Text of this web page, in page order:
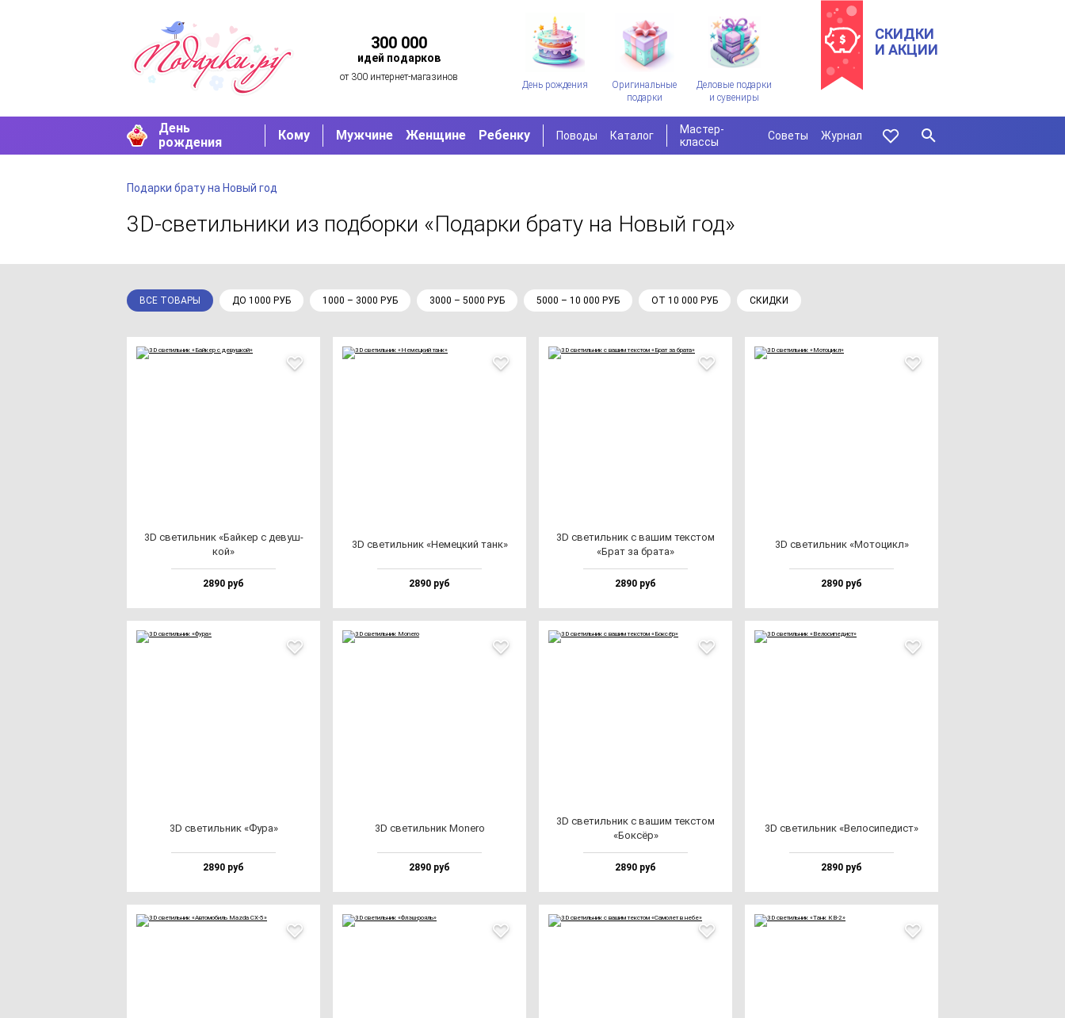
300 000
идей подарков
от 300 интернет-магазинов
День рождения
Оригинальные
подарки
Деловые подарки
и сувениры
СКИДКИ
И АКЦИИ
День
рождения
Кому Мужчине Женщине Ребенку Поводы Каталог
Мастер-
классы
Советы Журнал
Подарки брату на Новый год
3D-светильники из подборки «Подарки брату на Новый год»
ВСЕ ТОВАРЫ ДО 1000 РУБ 1000 – 3000 РУБ 3000 – 5000 РУБ 5000 – 10 000 РУБ ОТ 10 000 РУБ СКИДКИ
3D све­тиль­ник «Бай­кер с де­вуш­
кой»
2890 руб
3D све­тиль­ник «Немец­кий танк»
2890 руб
3D све­тиль­ник с ва­шим тек­стом
«Брат за бра­та»
2890 руб
3D све­тиль­ник «Мото­цикл»
2890 руб
3D све­тиль­ник «Фура»
2890 руб
3D све­тиль­ник Mone­ro
2890 руб
3D све­тиль­ник с ва­шим тек­стом
«Бок­сёр»
2890 руб
3D све­тиль­ник «Вело­си­пе­дист»
2890 руб